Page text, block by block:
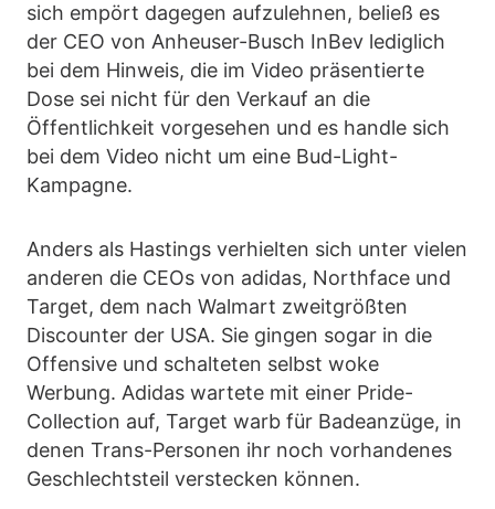
sich empört dagegen aufzulehnen, beließ es
der CEO von Anheuser-Busch InBev lediglich
bei dem Hinweis, die im Video präsentierte
Dose sei nicht für den Verkauf an die
Öffentlichkeit vorgesehen und es handle sich
bei dem Video nicht um eine Bud-Light-
Kampagne.
Anders als Hastings verhielten sich unter vielen
anderen die CEOs von adidas, Northface und
Target, dem nach Walmart zweitgrößten
Discounter der USA. Sie gingen sogar in die
Offensive und schalteten selbst woke
Werbung. Adidas wartete mit einer Pride-
Collection auf, Target warb für Badeanzüge, in
denen Trans-Personen ihr noch vorhandenes
Geschlechtsteil verstecken können.